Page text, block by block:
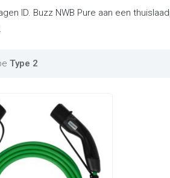
ID. Buzz NWB Pure aan een
Type 2